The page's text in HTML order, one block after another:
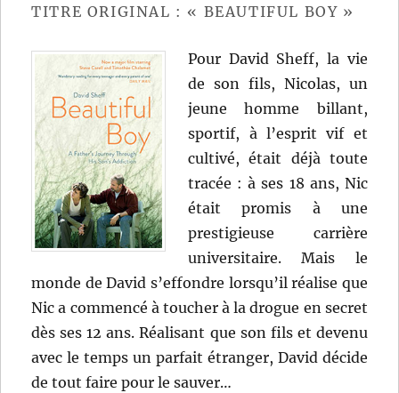
TITRE ORIGINAL : « BEAUTIFUL BOY »
Pour David Sheff, la vie
de son fils, Nicolas, un
jeune homme billant,
sportif, à l’esprit vif et
cultivé, était déjà toute
tracée : à ses 18 ans, Nic
était promis à une
prestigieuse carrière
universitaire. Mais le
monde de David s’effondre lorsqu’il réalise que
Nic a commencé à toucher à la drogue en secret
dès ses 12 ans. Réalisant que son fils et devenu
avec le temps un parfait étranger, David décide
de tout faire pour le sauver…